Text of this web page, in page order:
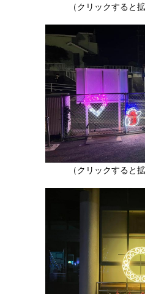
（クリックすると
（クリックすると